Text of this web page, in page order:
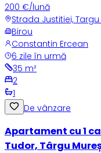
200 €/lună
Strada Justitiei,
Birou
Constantin Ercean
6 zile în urmă
35 m²
2
1
De vânzare
Apartament cu 1
Tudor, Târgu